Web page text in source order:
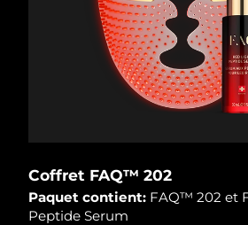
Coffret FAQ™ 202
Paquet contient: FAQ™ 202 et
Peptide Serum